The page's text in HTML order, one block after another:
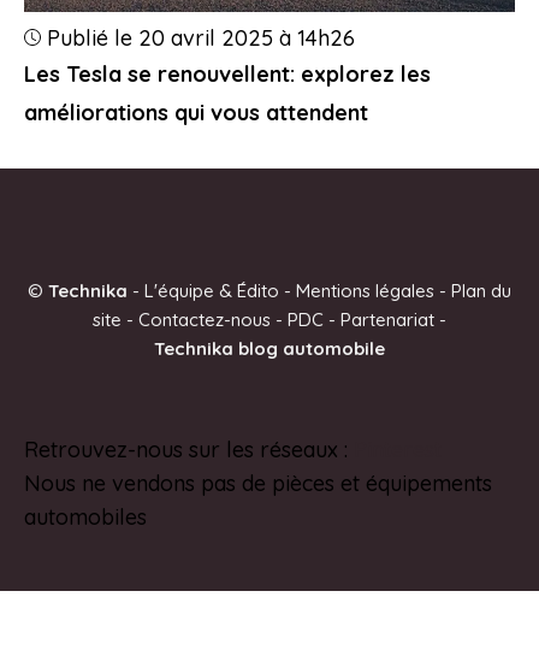
Les Tesla se renouvellent: explorez les
améliorations qui vous attendent
Publié le 20 avril 2025 à 14h26
© Technika - L'équipe & Édito - Mentions légales - Plan du
site - Contactez-nous - PDC - Partenariat -
Technika blog automobile
Retrouvez-nous sur les réseaux :
Nous ne vendons pas de pièces et équipements
automobiles